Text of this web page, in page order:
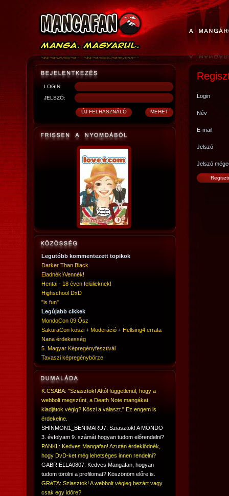
LOGIN:
JELSZÓ:
Legutóbb kommentezett topikok
Darker Than Black
Eladnék!/Vennék!
Hentai - 18 éven felülieknek!
Highschool DxD
"is fun"
Legújabb cikkek
MondoCon 09 Ősz
SakuraCon köszi + Moderáció + Hellsing4 errata
Nana érdekesség
5. Magyar Képregényfesztivál
Tavaszi képregénybörze
K.CSABA: "Sziasztok! Attól függetlenül, hogy a
webbolt megszűnt, a Death Note mangákat
kiadjátok végig? Köszi a választ." Ez engem is
érdekelne.
SHINMON1_BENIMARU7: Sziasztok! A MONDO
3. évfolyam 9. számát hogyan tudom előrendelni?
PANKII: Kedves Mangafan! Azután érdeklődnék,
hogy DvD-ket még lehetséges innen rendelni?
GABRIELLA0807: Kedves Mangafan, hogyan
tudom törölni a profilomat? Köszönöm előre is.
GRéTA: Sziasztok! A webbolt végleg bezárt vagy
csak egy időre?
Login
Név
E-mail
Jelszó
Jelszó